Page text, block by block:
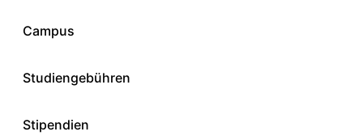
Campus
Studiengebühren
Stipendien